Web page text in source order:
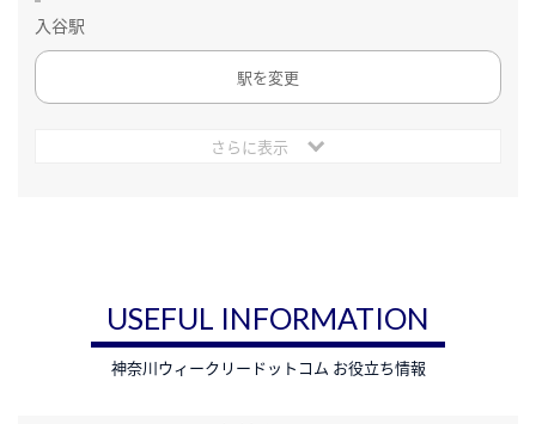
入谷駅
駅を変更
さらに表示
USEFUL INFORMATION
神奈川ウィークリードットコム お役立ち情報